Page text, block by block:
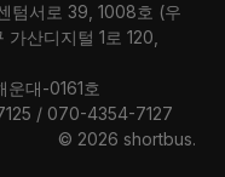
텀서로 39, 1008호 (우
산디지털 1로 120,
대-0161호
/ 070-4354-7127
© 2026 shortbus.